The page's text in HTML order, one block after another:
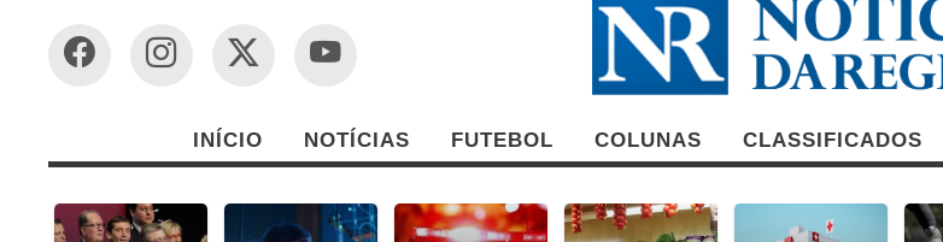
INÍCIO NOTÍCIAS FUTEBOL COLUNAS CLASSIFICADOS